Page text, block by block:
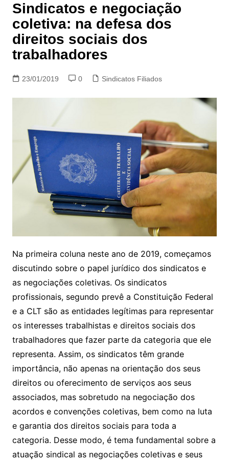
Sindicatos e negociação
coletiva: na defesa dos
direitos sociais dos
trabalhadores
23/01/2019 0 Sindicatos Filiados
Na primeira coluna neste ano de 2019, começamos
discutindo sobre o papel jurídico dos sindicatos e
as negociações coletivas. Os sindicatos
profissionais, segundo prevê a Constituição Federal
e a CLT são as entidades legítimas para representar
os interesses trabalhistas e direitos sociais dos
trabalhadores que fazer parte da categoria que ele
representa. Assim, os sindicatos têm grande
importância, não apenas na orientação dos seus
direitos ou oferecimento de serviços aos seus
associados, mas sobretudo na negociação dos
acordos e convenções coletivas, bem como na luta
e garantia dos direitos sociais para toda a
categoria. Desse modo, é tema fundamental sobre a
atuação sindical as negociações coletivas e seus